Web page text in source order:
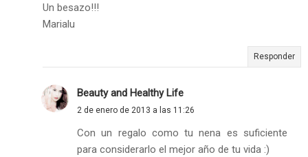
Un besazo!!!
Marialu
Responder
Beauty and Healthy Life
2 de enero de 2013 a las 11:26
Con un regalo como tu nena es suficiente
para considerarlo el mejor año de tu vida :)